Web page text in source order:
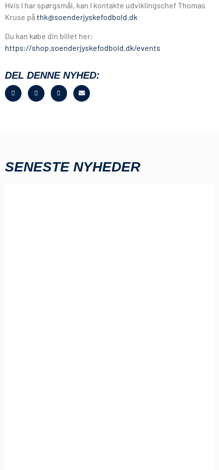
Hvis I har spørgsmål, kan I kontakte udviklingschef Thomas
Kruse på thk@soenderjyskefodbold.dk
Du kan købe din billet her:
https://shop.soenderjyskefodbold.dk/events
DEL DENNE NYHED:
SENESTE NYHEDER